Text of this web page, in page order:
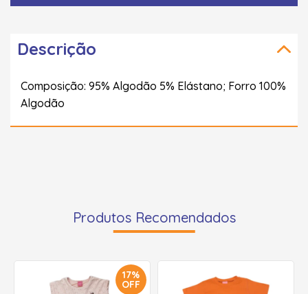
Descrição
Composição: 95% Algodão 5% Elástano; Forro 100%
Algodão
Produtos Recomendados
17%
OFF